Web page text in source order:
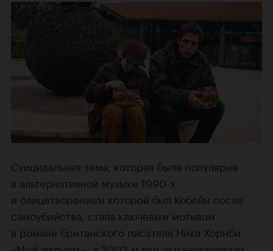
Суицидальная тема, которая была популярна
в альтернативной музыке 1990-х
и олицетворением которой был Кобейн после
самоубийства, стала ключевым мотивом
в романе британского писателя Ника Хорнби